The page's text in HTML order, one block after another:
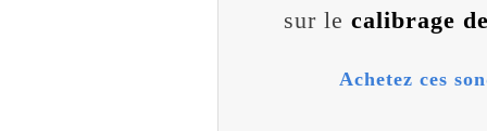
sur le calibrage
Achetez ces